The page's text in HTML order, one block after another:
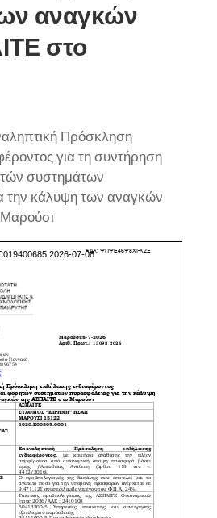
αναγκών
στο
Πρόσκληση
για τη συντήρηση
συστημάτων
την κάλυψη των αναγκών